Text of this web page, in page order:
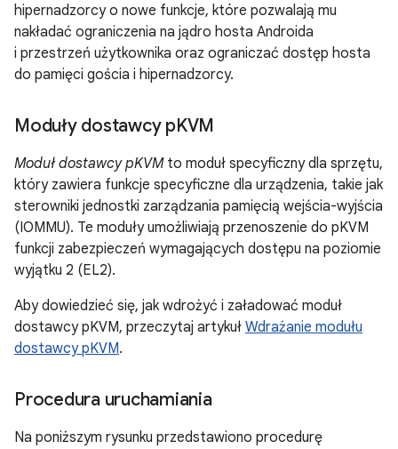
hipernadzorcy o nowe funkcje, które pozwalają mu
nakładać ograniczenia na jądro hosta Androida
i przestrzeń użytkownika oraz ograniczać dostęp hosta
do pamięci gościa i hipernadzorcy.
Moduły dostawcy pKVM
Moduł dostawcy pKVMto moduł specyficzny dla sprzętu,
który zawiera funkcje specyficzne dla urządzenia, takie jak
sterowniki jednostki zarządzania pamięcią wejścia-wyjścia
(IOMMU). Te moduły umożliwiają przenoszenie do pKVM
funkcji zabezpieczeń wymagających dostępu na poziomie
wyjątku 2 (EL2).
Aby dowiedzieć się, jak wdrożyć i załadować moduł
dostawcy pKVM, przeczytaj artykuł Wdrażanie modułu
dostawcy pKVM.
Procedura uruchamiania
Na poniższym rysunku przedstawiono procedurę